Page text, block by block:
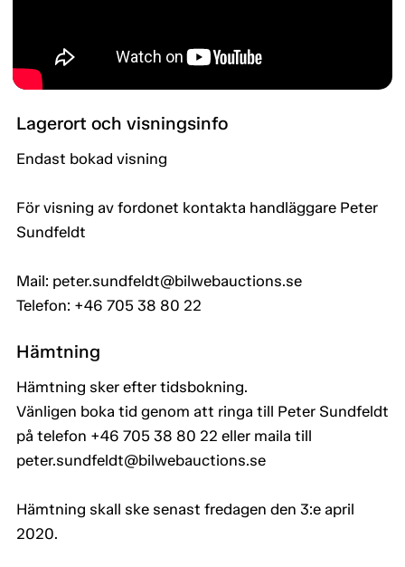
Lagerort och visningsinfo
Endast bokad visning
För visning av fordonet kontakta handläggare Peter
Sundfeldt
Mail: peter.sundfeldt@bilwebauctions.se
Telefon: +46 705 38 80 22
Hämtning
Hämtning sker efter tidsbokning.
Vänligen boka tid genom att ringa till Peter Sundfeldt
på telefon +46 705 38 80 22 eller maila till
peter.sundfeldt@bilwebauctions.se
Hämtning skall ske senast fredagen den 3:e april
2020.